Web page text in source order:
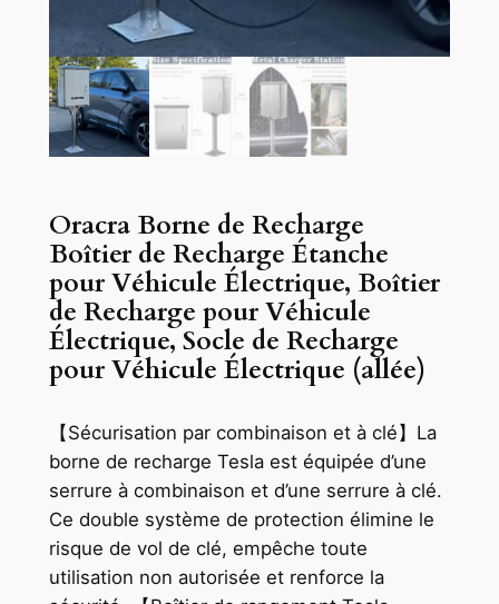
Oracra Borne de Recharge
Boîtier de Recharge Étanche
pour Véhicule Électrique, Boîtier
de Recharge pour Véhicule
Électrique, Socle de Recharge
pour Véhicule Électrique (allée)
【Sécurisation par combinaison et à clé】La
borne de recharge Tesla est équipée d’une
serrure à combinaison et d’une serrure à clé.
Ce double système de protection élimine le
risque de vol de clé, empêche toute
utilisation non autorisée et renforce la